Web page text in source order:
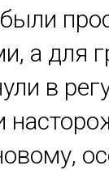
а для
в